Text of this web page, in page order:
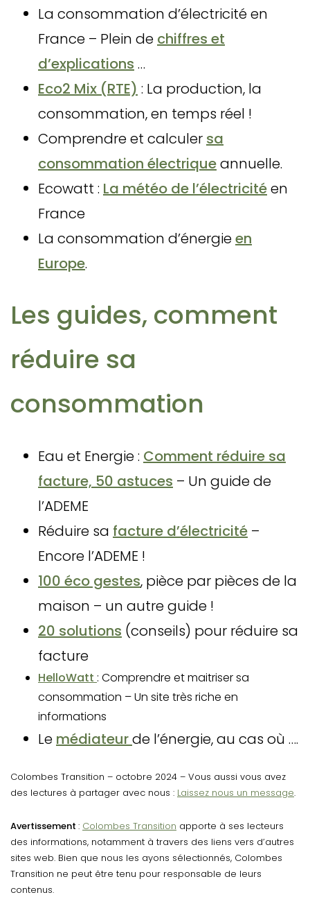
La consommation d’électricité en
France – Plein de chiffres et
d’explications …
Eco2 Mix (RTE) : La production, la
consommation, en temps réel !
Comprendre et calculer sa
consommation électriqueannuelle.
Ecowatt : La météo de l’électricitéen
France
La consommation d’énergieen
Europe.
Les guides, comment
réduire sa
consommation
Eau et Energie : Comment réduire sa
facture, 50 astuces – Un guide de
l’ADEME
Réduire sa facture d’électricité –
Encore l’ADEME !
100 éco gestes, pièce par pièces de la
maison – un autre guide !
20 solutions (conseils) pour réduire sa
facture
HelloWatt : Comprendre et maitriser sa
consommation – Un site très riche en
informations
Le médiateurde l’énergie, au cas où ….
Colombes Transition – octobre 2024 – Vous aussi vous avez
des lectures à partager avec nous : Laissez nous un message.
Avertissement : Colombes Transition apporte à ses lecteurs
des informations, notamment à travers des liens vers d’autres
sites web. Bien que nous les ayons sélectionnés, Colombes
Transition ne peut être tenu pour responsable de leurs
contenus.